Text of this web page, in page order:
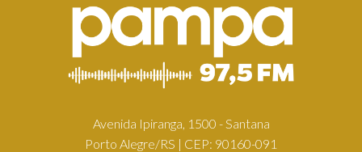
Avenida Ipiranga, 1500 - Santana
Porto Alegre/RS | CEP: 90160-091